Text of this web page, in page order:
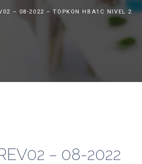
– 08-2022 – TOPKON HBA1C NIVEL 2
– 08-2022